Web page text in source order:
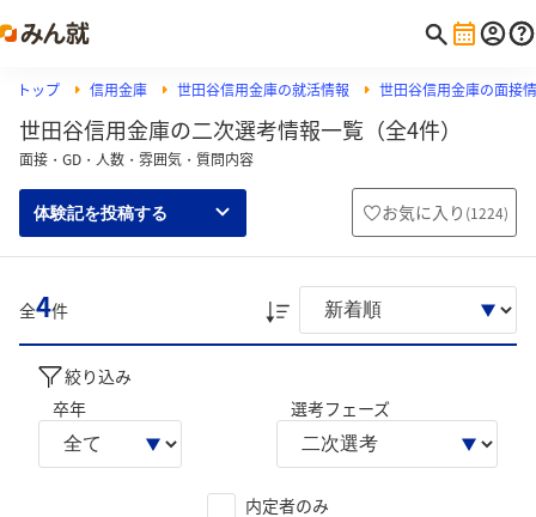
トップ 信用金庫 世田谷信用金庫の就活情報 世田谷信用金庫の面接
世田谷信用金庫の二次選考情報一覧（全4件）
面接・GD・人数・雰囲気・質問内容
体験記を投稿する お気に入り (1224)
全4件
絞り込み
卒年
選考フェーズ
内定者のみ